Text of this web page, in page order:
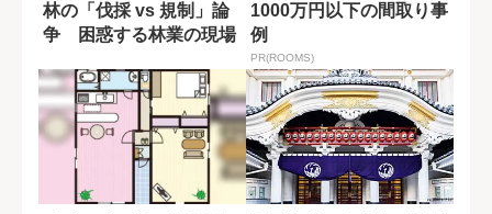
林の「伐採 vs 規制」論
争 困惑する林業の現場
1000万円以下の間取り事
例
PR(ROOMS)